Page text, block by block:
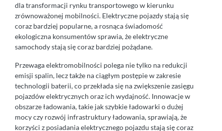
dla transformacji rynku transportowego w kierunku
zrównoważonej mobilności. Elektryczne pojazdy stają się
coraz bardziej popularne, a rosnąca świadomość
ekologiczna konsumentów sprawia, że elektryczne
samochody stają się coraz bardziej pożądane.
Przewaga elektromobilności polega nie tylko na redukcji
emisji spalin, lecz także na ciągłym postępie w zakresie
technologii baterii, co przekłada się na zwiększenie zasięgu
pojazdów elektrycznych oraz ich wydajność. Innowacje w
obszarze ładowania, takie jak szybkie ładowarki o dużej
mocy czy rozwój infrastruktury ładowania, sprawiają, że
korzyści z posiadania elektrycznego pojazdu stają się coraz